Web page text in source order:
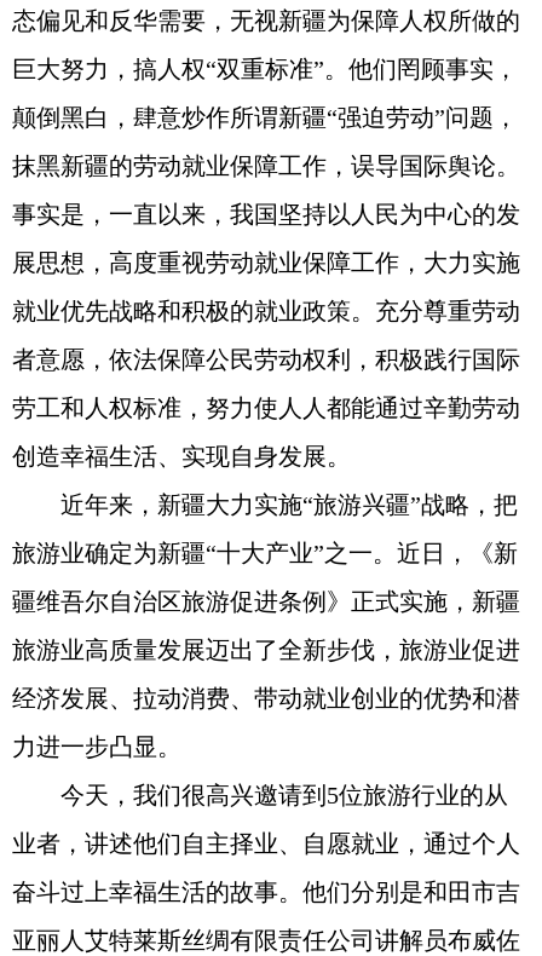
态偏见和反华需要，无视新疆为保障人权所做的
巨大努力，搞人权“双重标准”。他们罔顾事实，
颠倒黑白，肆意炒作所谓新疆“强迫劳动”问题，
抹黑新疆的劳动就业保障工作，误导国际舆论。
事实是，一直以来，我国坚持以人民为中心的发
展思想，高度重视劳动就业保障工作，大力实施
就业优先战略和积极的就业政策。充分尊重劳动
者意愿，依法保障公民劳动权利，积极践行国际
劳工和人权标准，努力使人人都能通过辛勤劳动
创造幸福生活、实现自身发展。
近年来，新疆大力实施“旅游兴疆”战略，把
旅游业确定为新疆“十大产业”之一。近日，《新
疆维吾尔自治区旅游促进条例》正式实施，新疆
旅游业高质量发展迈出了全新步伐，旅游业促进
经济发展、拉动消费、带动就业创业的优势和潜
力进一步凸显。
今天，我们很高兴邀请到5位旅游行业的从
业者，讲述他们自主择业、自愿就业，通过个人
奋斗过上幸福生活的故事。他们分别是和田市吉
亚丽人艾特莱斯丝绸有限责任公司讲解员布威佐